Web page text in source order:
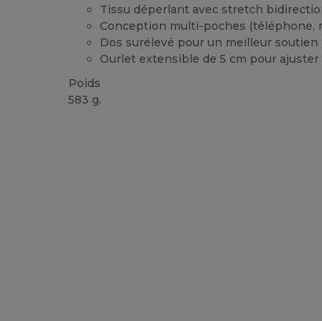
Tissu déperlant avec stretch
Conception multi-poches (téléphone,
Dos surélevé pour un meilleur soutien
Ourlet extensible de 5 cm pour
Poids
583 g.